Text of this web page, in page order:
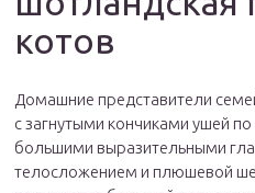
котов
Домашние представители
с загнутыми кончиками ушей
большими выразительными
телосложением и плюшевой